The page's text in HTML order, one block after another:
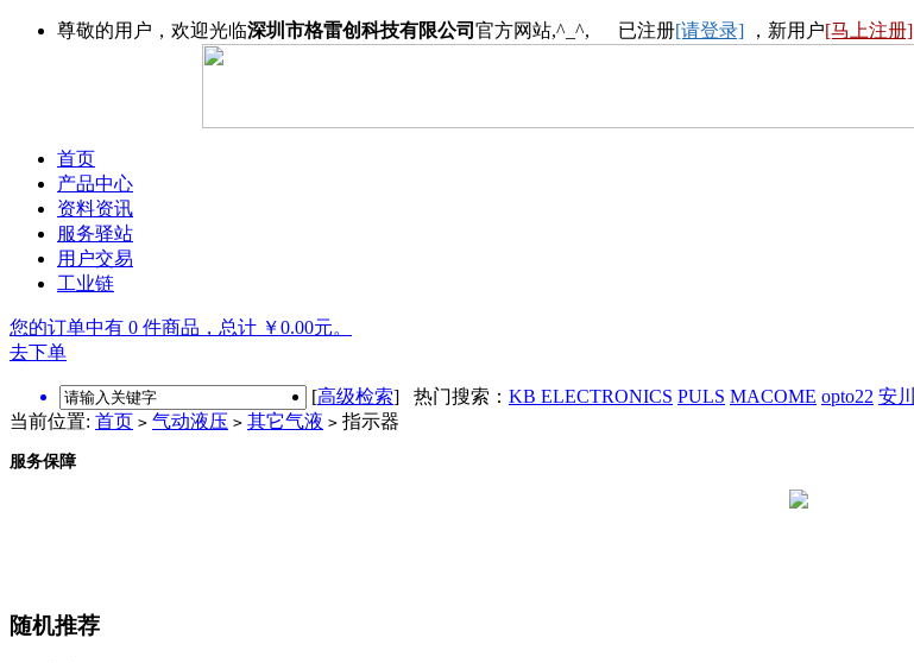
尊敬的用户，欢迎光临深圳市格雷创科技有限公司 官方网站,^_^, 已注册[请登录] ，新用户[马上注册]
首页
产品中心
资料资讯
服务驿站
用户交易
工业链
您的订单中有 0 件商品，总计 ￥0.00元。
去下单
[高级检索] 热门搜索： KB ELECTRONICS PULS MACOME opto22 安川
当前位置: 首页 > 气动液压 > 其它气液 > 指示器
服务保障
随机推荐